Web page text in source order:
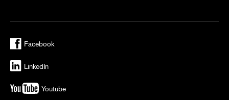
Facebook
LinkedIn
Youtube